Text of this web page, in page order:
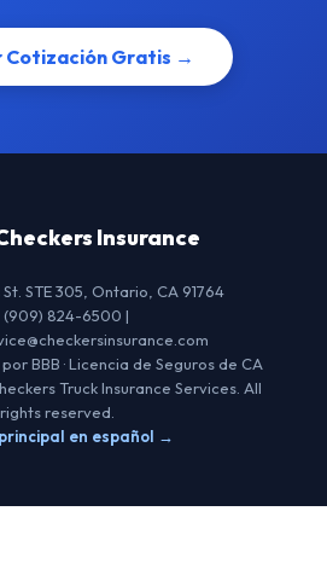
Cotización Gratis →
Insurance
STE 305, Ontario, CA 91764
(909) 824-6500 |
BBB · Licencia de Seguros de CA
Truck Insurance Services. All
rights reserved.
en español →